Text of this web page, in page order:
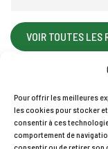
Pour offrir les meilleures
les cookies pour stocker
consentir à ces
comportement de
consentir ou de retirer son
VOIR TOUTES LES
Accueil Contact
Politique de cookies